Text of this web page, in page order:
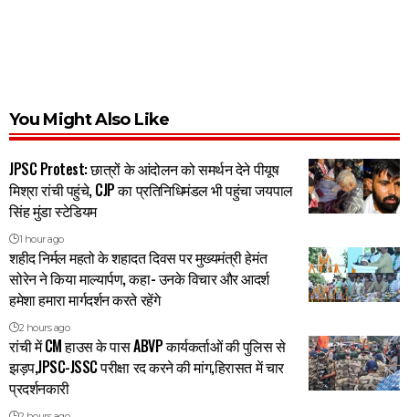
You Might Also Like
JPSC Protest: छात्रों के आंदोलन को समर्थन देने पीयूष
मिश्रा रांची पहुंचे, CJP का प्रतिनिधिमंडल भी पहुंचा जयपाल
सिंह मुंडा स्टेडियम
1 hour ago
शहीद निर्मल महतो के शहादत दिवस पर मुख्यमंत्री हेमंत
सोरेन ने किया माल्यार्पण, कहा- उनके विचार और आदर्श
हमेशा हमारा मार्गदर्शन करते रहेंगे
2 hours ago
रांची में CM हाउस के पास ABVP कार्यकर्ताओं की पुलिस से
झड़प,JPSC-JSSC परीक्षा रद करने की मांग,हिरासत में चार
प्रदर्शनकारी